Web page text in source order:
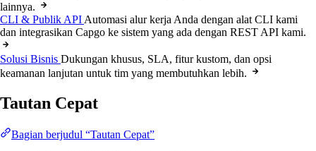
lainnya.
CLI & Publik API Automasi alur kerja Anda dengan alat CLI kami
dan integrasikan Capgo ke sistem yang ada dengan REST API kami.
Solusi Bisnis Dukungan khusus, SLA, fitur kustom, dan opsi
keamanan lanjutan untuk tim yang membutuhkan lebih.
Tautan Cepat
Bagian berjudul “Tautan Cepat”